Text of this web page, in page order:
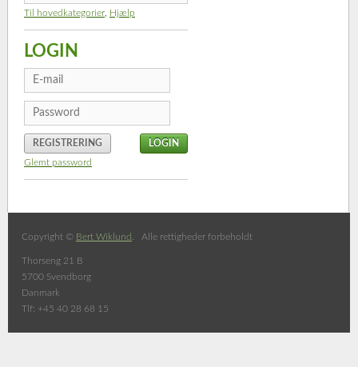
Til hovedkategorier Hjælp
LOGIN
REGISTRERING
Glemt password
Copyright © Bert Wiklund . Alle rettigheder forbeholdt
Thorseng 21 B
5700 Svendborg
Danmark
Tlf: +45 40 28 68 15